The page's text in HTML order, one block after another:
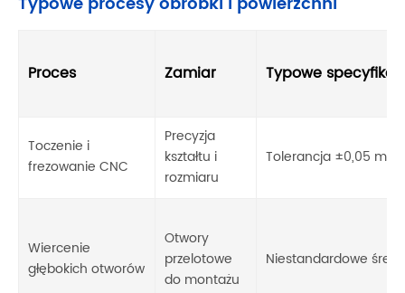
Proces Zamiar Typowe
Toczenie i
frezowanie CNC
Precyzja
kształtu i
rozmiaru
Tolerancja ±0,05 mm
Wiercenie
głębokich otworów
Otwory
przelotowe
do montażu
Niestandardowe